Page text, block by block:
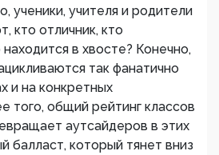
ученики, учителя и родители
кто отличник, кто
в хвосте? Конечно,
так фанатично
и на конкретных
того, общий рейтинг классов
аутсайдеров в этих
балласт, который тянет вниз